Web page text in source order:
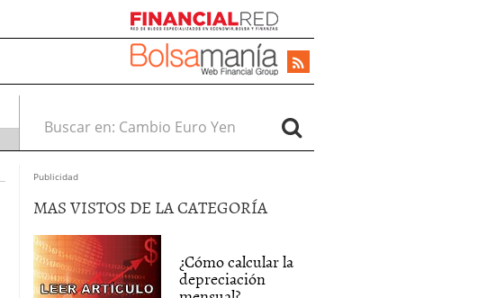
Buscar en:
Publicidad
MAS VISTOS DE LA CATEGORÍA
¿Cómo calcular la
depreciación